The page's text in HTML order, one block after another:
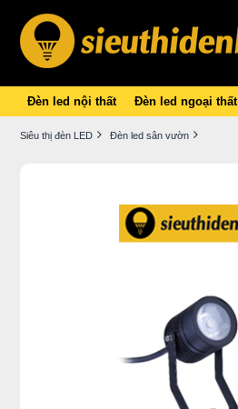
Đèn led nội thất Đèn led ngoại thất
Siêu thị đèn LED Đèn led sân vườn